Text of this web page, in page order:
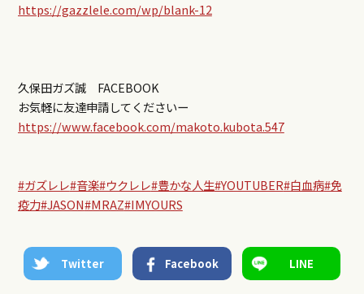
https://gazzlele.com/wp/blank-12
久保田ガズ誠 FACEBOOK
お気軽に友達申請してくださいー
https://www.facebook.com/makoto.kubota.547
#ガズレレ#音楽#ウクレレ#豊かな人生#YOUTUBER#白血病#免
疫力#JASON#MRAZ#IMYOURS
Twitter Facebook LINE